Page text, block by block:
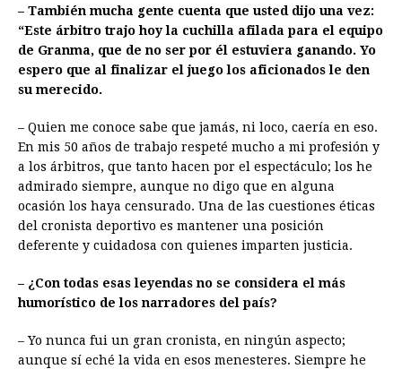
– También mucha gente cuenta que usted dijo una vez:
“Este árbitro trajo hoy la cuchilla afilada para el equipo
de Granma, que de no ser por él estuviera ganando. Yo
espero que al finalizar el juego los aficionados le den
su merecido.
– Quien me conoce sabe que jamás, ni loco, caería en eso.
En mis 50 años de trabajo respeté mucho a mi profesión y
a los árbitros, que tanto hacen por el espectáculo; los he
admirado siempre, aunque no digo que en alguna
ocasión los haya censurado. Una de las cuestiones éticas
del cronista deportivo es mantener una posición
deferente y cuidadosa con quienes imparten justicia.
– ¿Con todas esas leyendas no se considera el más
humorístico de los narradores del país?
– Yo nunca fui un gran cronista, en ningún aspecto;
aunque sí eché la vida en esos menesteres. Siempre he